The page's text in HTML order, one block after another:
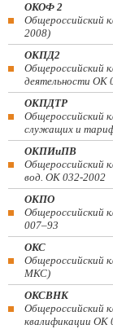
ОКОФ 2
Общероссийский
2008)
ОКПД2
Общероссийский
деятельности ОК
ОКПДТР
Общероссийский
служащих и
ОКПИиПВ
Общероссийский
вод. ОК 032-2002
ОКПО
Общероссийский
007–93
ОКС
Общероссийский
МКС)
ОКСВНК
Общероссийский
квалификации ОК